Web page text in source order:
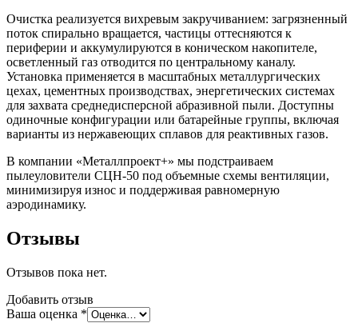
Очистка реализуется вихревым закручиванием: загрязненный
поток спирально вращается, частицы оттесняются к
периферии и аккумулируются в коническом накопителе,
осветленный газ отводится по центральному каналу.
Установка применяется в масштабных металлургических
цехах, цементных производствах, энергетических системах
для захвата среднедисперсной абразивной пыли. Доступны
одиночные конфигурации или батарейные группы, включая
варианты из нержавеющих сплавов для реактивных газов.
В компании «Металлпроект+» мы подстраиваем
пылеуловители СЦН-50 под объемные схемы вентиляции,
минимизируя износ и поддерживая равномерную
аэродинамику.
Отзывы
Отзывов пока нет.
Добавить отзыв
Ваша оценка *